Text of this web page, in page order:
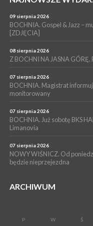
BRZESKO. Lepsze
WYDARZENIA
BORZĘCIN. Już w
Grzyba: Zenek Martyniuk
09 sierpnia 2026
BOCHNIA. Gospel & Jazz –
[ZDJĘCIA]
08 sierpnia 2026
Z BOCHNI NA JASNA
07 sierpnia 2026
BOCHNIA. Magistrat
monitorowany
07 sierpnia 2026
BOCHNIA. Już sobotę BKS
Limanovia
07 sierpnia 2026
NOWY WIŚNICZ. Od
będzie nieprzejezdna
ARCHIWUM
P W Ś